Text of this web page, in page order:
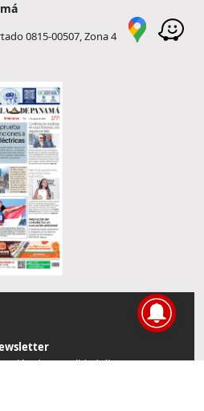
0815-00507, Zona 4
de actualidad directamente en